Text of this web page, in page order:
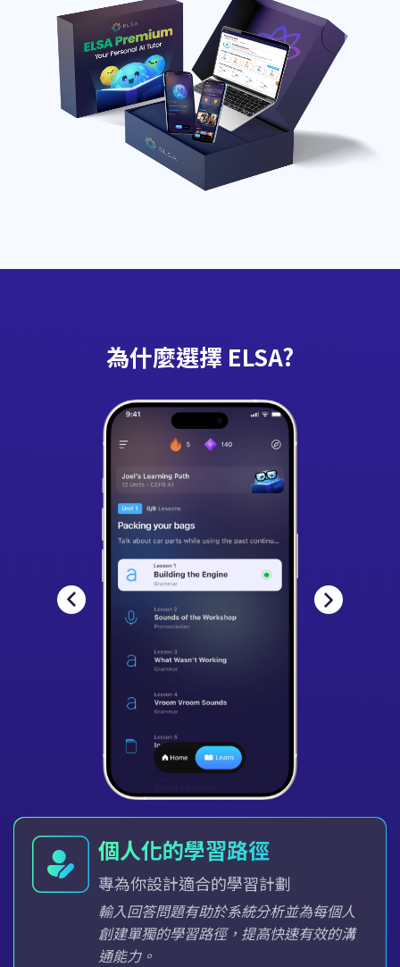
為什麼選擇 ELSA?
個人化的學習路徑
專為你設計適合的學習計劃
輸入回答問題有助於系統分析並為每個人
創建單獨的學習路徑，提高快速有效的溝
通能力。